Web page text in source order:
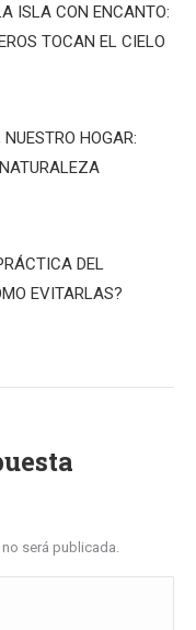
ISLA CON ENCANTO:
TOCAN EL CIELO
HOGAR:
DEL
EVITARLAS?
será publicada.